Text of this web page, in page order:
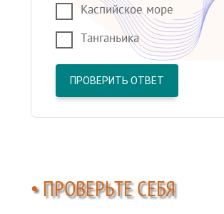
Каспийское море
Танганьика
ПРОВЕРИТЬ ОТВЕТ
• ПРОВЕРЬТЕ СЕБЯ